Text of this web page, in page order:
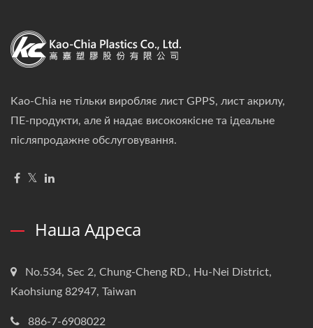
Kao-Chia не тільки виробляє лист GPPS, лист акрилу,
ПЕ-продукти, але й надає високоякісне та ідеальне
післяпродажне обслуговування.
Наша Адреса
No.534, Sec 2, Chung-Cheng RD., Hu-Nei District,
Kaohsiung 82947, Taiwan
886-7-6908022